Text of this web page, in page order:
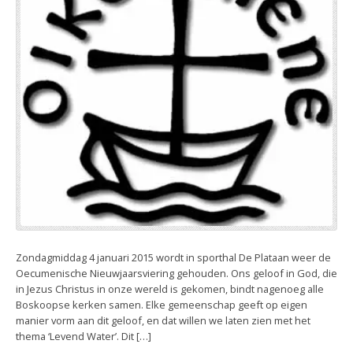
Zondagmiddag 4 januari 2015 wordt in sporthal De Plataan weer de
Oecumenische Nieuwjaarsviering gehouden. Ons geloof in God, die
in Jezus Christus in onze wereld is gekomen, bindt nagenoeg alle
Boskoopse kerken samen. Elke gemeenschap geeft op eigen
manier vorm aan dit geloof, en dat willen we laten zien met het
thema ‘Levend Water’. Dit […]